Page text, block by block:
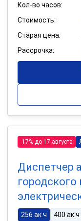
Кол-во часов:
Стоимость:
Старая цена:
Рассрочка:
-17% до 17 августа
Диспетчер
256 ак.ч 400 ак.ч